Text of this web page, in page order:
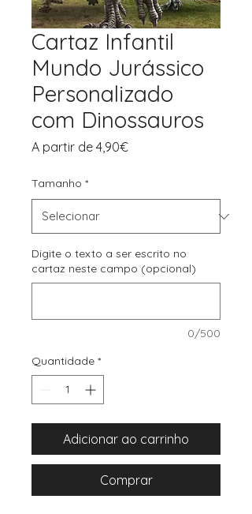
Cartaz Infantil
Mundo Jurássico
Personalizado
com Dinossauros
A partir de 4,90€Preço
Tamanho *
Digite o texto a ser escrito no
cartaz neste campo (opcional)
0/500
Quantidade *
Adicionar ao carrinho
Comprar